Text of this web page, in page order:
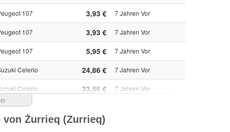
107 3,93 € 7 Jahren Vor
107 3,93 € 7 Jahren Vor
107 5,95 € 7 Jahren Vor
Celerio 24,86 € 7 Jahren Vor
Celerio 33,56 € 7 Jahren Vor
Celerio
32,47 €
Żurrieq (Zurrieq)